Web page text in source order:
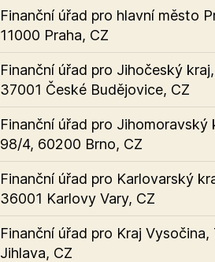
Finanční úřad pro hlavní město
11000 Praha, CZ
Finanční úřad pro Jihočeský
37001 České Budějovice, CZ
Finanční úřad pro
98/4, 60200 Brno, CZ
Finanční úřad pro Karlovarský
36001 Karlovy Vary, CZ
Finanční úřad pro Kraj
Jihlava, CZ